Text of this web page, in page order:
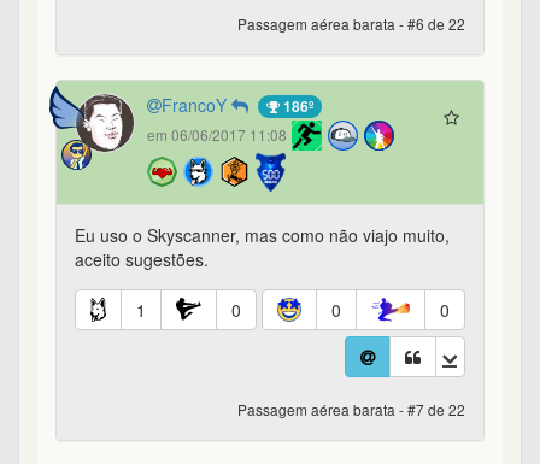
Passagem aérea barata - #6 de 22
FrancoY 186º
em 06/06/2017 11:08
Eu uso o Skyscanner, mas como não viajo muito,
aceito sugestões.
1 0 0 0
Passagem aérea barata - #7 de 22